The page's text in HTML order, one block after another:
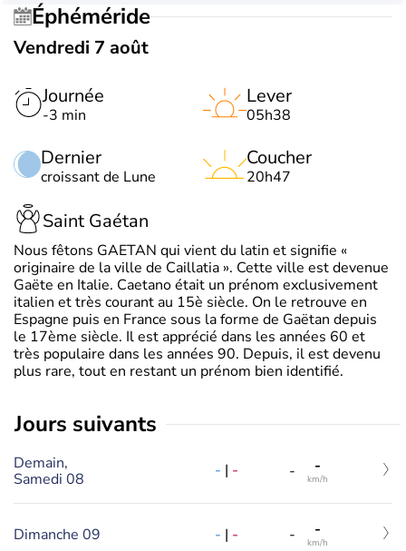
Éphéméride
Vendredi 7 août
Journée
-3 min
Dernier
croissant de Lune
Lever
05h38
Coucher
20h47
Saint Gaétan
Nous fêtons GAETAN qui vient du latin et signifie «
originaire de la ville de Caillatia ». Cette ville est devenue
Gaëte en Italie. Caetano était un prénom exclusivement
italien et très courant au 15è siècle. On le retrouve en
Espagne puis en France sous la forme de Gaëtan depuis
le 17ème siècle. Il est apprécié dans les années 60 et
très populaire dans les années 90. Depuis, il est devenu
plus rare, tout en restant un prénom bien identifié.
jours suivants
Demain,
Samedi 08
- | - - -
km/h
Dimanche 09 - | - - -
km/h